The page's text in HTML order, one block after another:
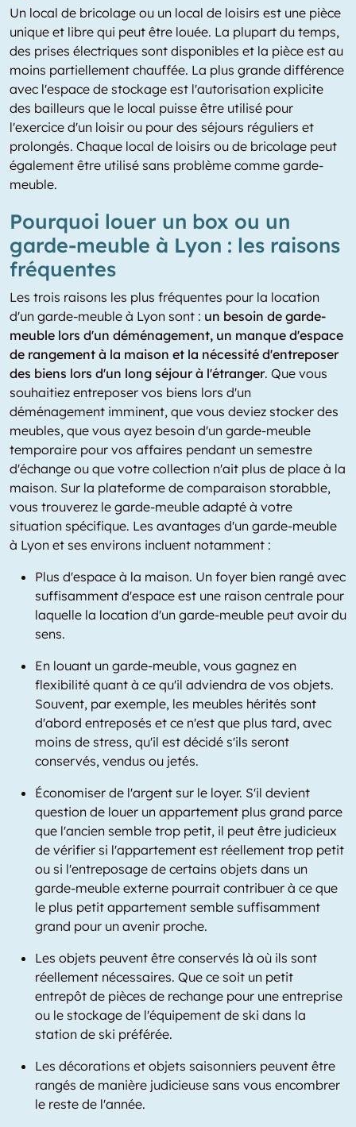
Un local de bricolage ou un local de loisirs est une pièce
unique et libre qui peut être louée. La plupart du temps,
des prises électriques sont disponibles et la pièce est au
moins partiellement chauffée. La plus grande différence
avec l'espace de stockage est l'autorisation explicite
des bailleurs que le local puisse être utilisé pour
l'exercice d'un loisir ou pour des séjours réguliers et
prolongés. Chaque local de loisirs ou de bricolage peut
également être utilisé sans problème comme garde-
meuble.
Pourquoi louer un box ou un
garde-meuble à Lyon : les raisons
fréquentes
Les trois raisons les plus fréquentes pour la location
d'un garde-meuble à Lyon sont : un besoin de garde-
meuble lors d'un déménagement, un manque d'espace
de rangement à la maison et la nécessité d'entreposer
des biens lors d'un long séjour à l'étranger. Que vous
souhaitiez entreposer vos biens lors d'un
déménagement imminent, que vous deviez stocker des
meubles, que vous ayez besoin d'un garde-meuble
temporaire pour vos affaires pendant un semestre
d'échange ou que votre collection n'ait plus de place à la
maison. Sur la plateforme de comparaison storabble,
vous trouverez le garde-meuble adapté à votre
situation spécifique. Les avantages d'un garde-meuble
à Lyon et ses environs incluent notamment :
Plus d'espace à la maison. Un foyer bien rangé avec
suffisamment d'espace est une raison centrale pour
laquelle la location d'un garde-meuble peut avoir du
sens.
En louant un garde-meuble, vous gagnez en
flexibilité quant à ce qu'il adviendra de vos objets.
Souvent, par exemple, les meubles hérités sont
d'abord entreposés et ce n'est que plus tard, avec
moins de stress, qu'il est décidé s'ils seront
conservés, vendus ou jetés.
Économiser de l'argent sur le loyer. S'il devient
question de louer un appartement plus grand parce
que l'ancien semble trop petit, il peut être judicieux
de vérifier si l'appartement est réellement trop petit
ou si l'entreposage de certains objets dans un
garde-meuble externe pourrait contribuer à ce que
le plus petit appartement semble suffisamment
grand pour un avenir proche.
Les objets peuvent être conservés là où ils sont
réellement nécessaires. Que ce soit un petit
entrepôt de pièces de rechange pour une entreprise
ou le stockage de l'équipement de ski dans la
station de ski préférée.
Les décorations et objets saisonniers peuvent être
rangés de manière judicieuse sans vous encombrer
le reste de l'année.